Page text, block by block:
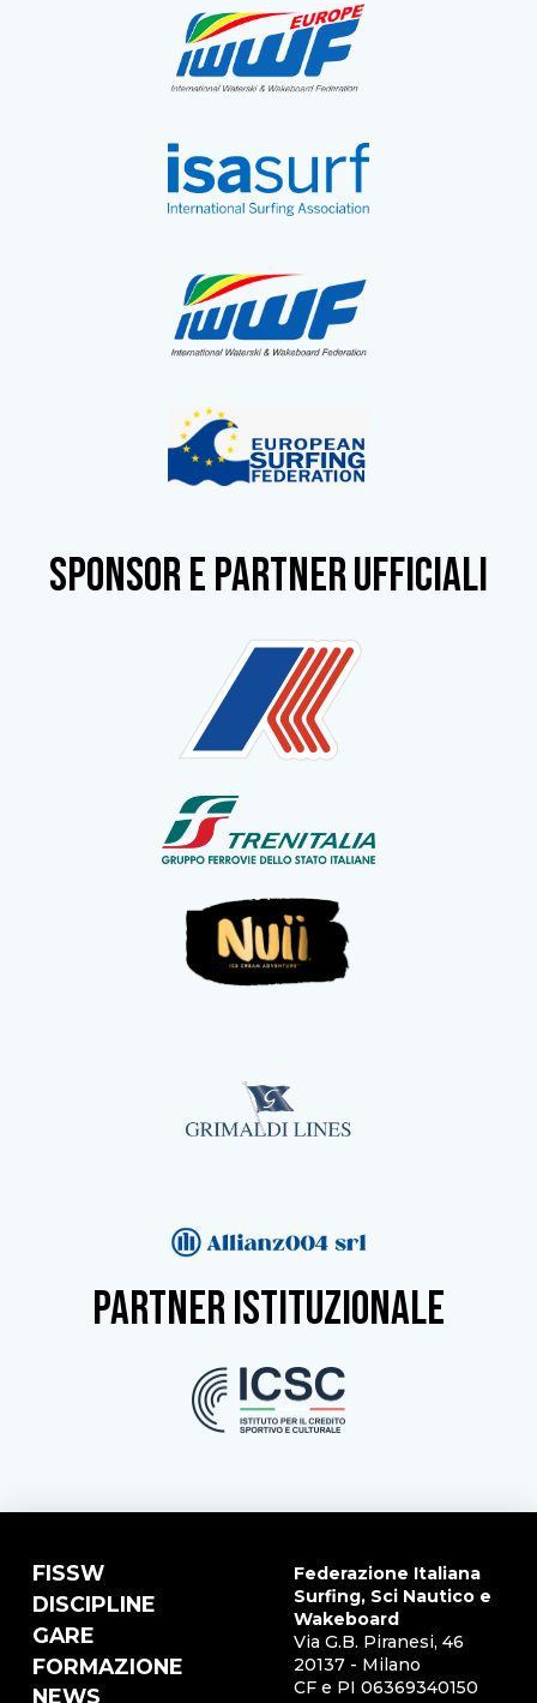
SPONSOR e partner ufficiali
partner istituzionale
FISSW
DISCIPLINE
GARE
FORMAZIONE
NEWS
Federazione Italiana
Surfing, Sci Nautico e
Wakeboard
Via G.B. Piranesi, 46
20137 - Milano
CF e PI 06369340150